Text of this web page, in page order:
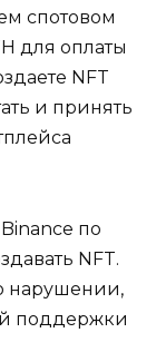
спотовом
для оплаты
NFT
и принять
по
NFT.
нарушении,
поддержки